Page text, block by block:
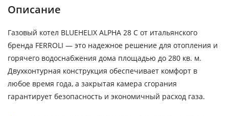
Описание
Газовый котел BLUEHELIX ALPHA 28 C от итальянского
бренда FERROLI — это надежное решение для отопления и
горячего водоснабжения дома площадью до 280 кв. м.
Двухконтурная конструкция обеспечивает комфорт в
любое время года, а закрытая камера сгорания
гарантирует безопасность и экономичный расход газа.